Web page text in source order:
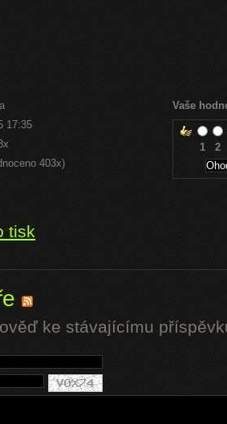
17:35
403x)
Vaše
1 2
tisk
ke stávajícímu